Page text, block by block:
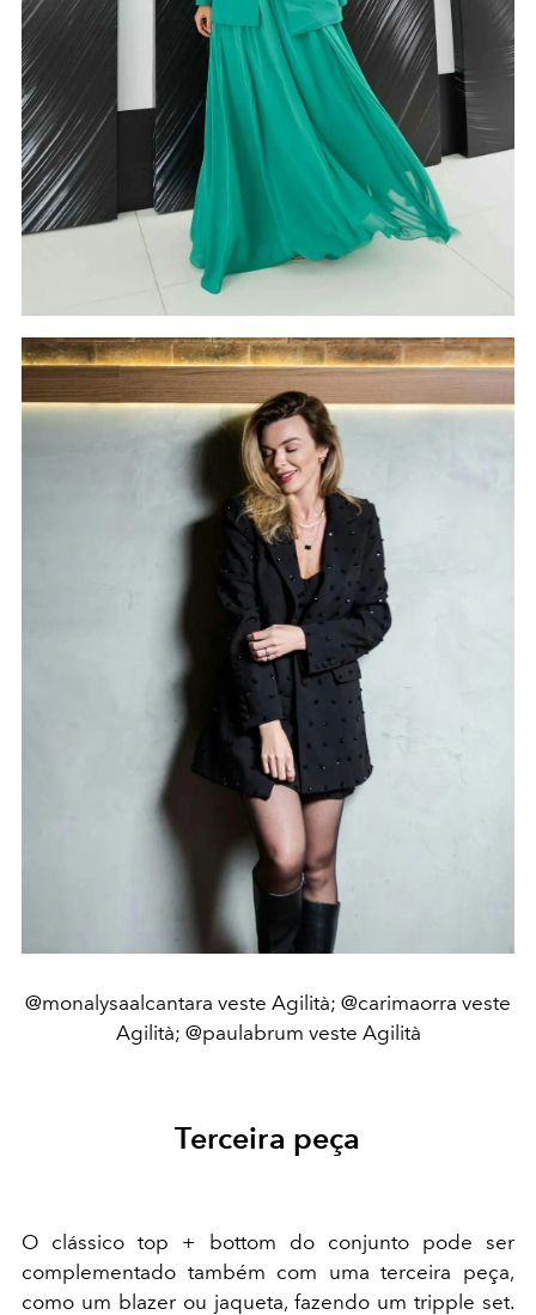
@monalysaalcantara veste Agilità; @carimaorra veste
Agilità; @paulabrum veste Agilità
Terceira peça
O clássico top + bottom do conjunto pode ser
complementado também com uma terceira peça,
como um blazer ou jaqueta, fazendo um tripple set.